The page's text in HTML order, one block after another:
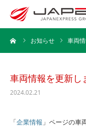
お知らせ 車両
車両情報を更新し
2024.02.21
「企業情報 」ページの車
ホーム